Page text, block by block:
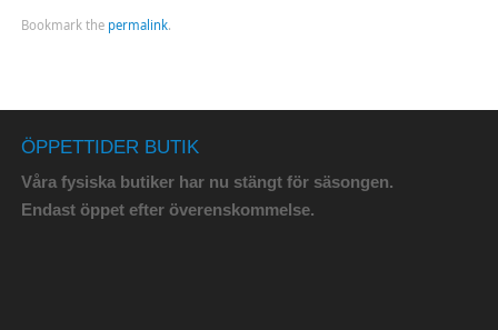
Bookmark the permalink.
ÖPPETTIDER BUTIK
Våra fysiska butiker har nu stängt för säsongen.
Endast öppet efter överenskommelse.